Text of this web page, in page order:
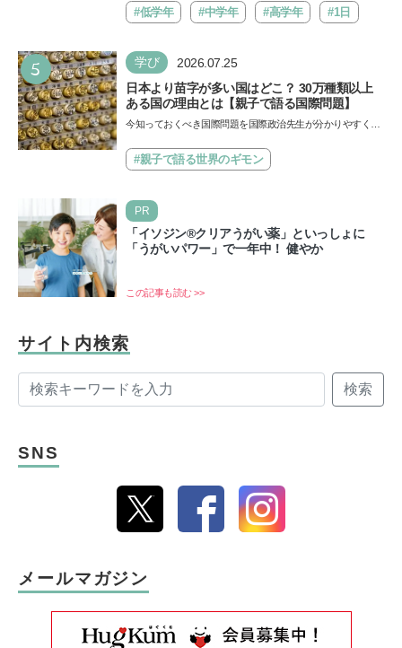
#低学年 #中学年 #高学年 #1日
5 学び 2026.07.25
日本より苗字が多い国はどこ？ 30万種類以上
ある国の理由とは【親子で語る国際問題】
今知っておくべき国際問題を国際政治先生が分かりやすく解
類…#親子で語る世界のギモン
PR
「イソジン®クリアうがい薬」といっしょに
「うがいパワー」で一年中！ 健やか
この記事も読む >>
サイト内検索
検索
SNS
メールマガジン